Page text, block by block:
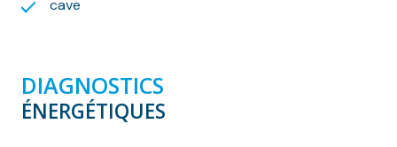
cave
DIAGNOSTICS
ÉNERGÉTIQUES